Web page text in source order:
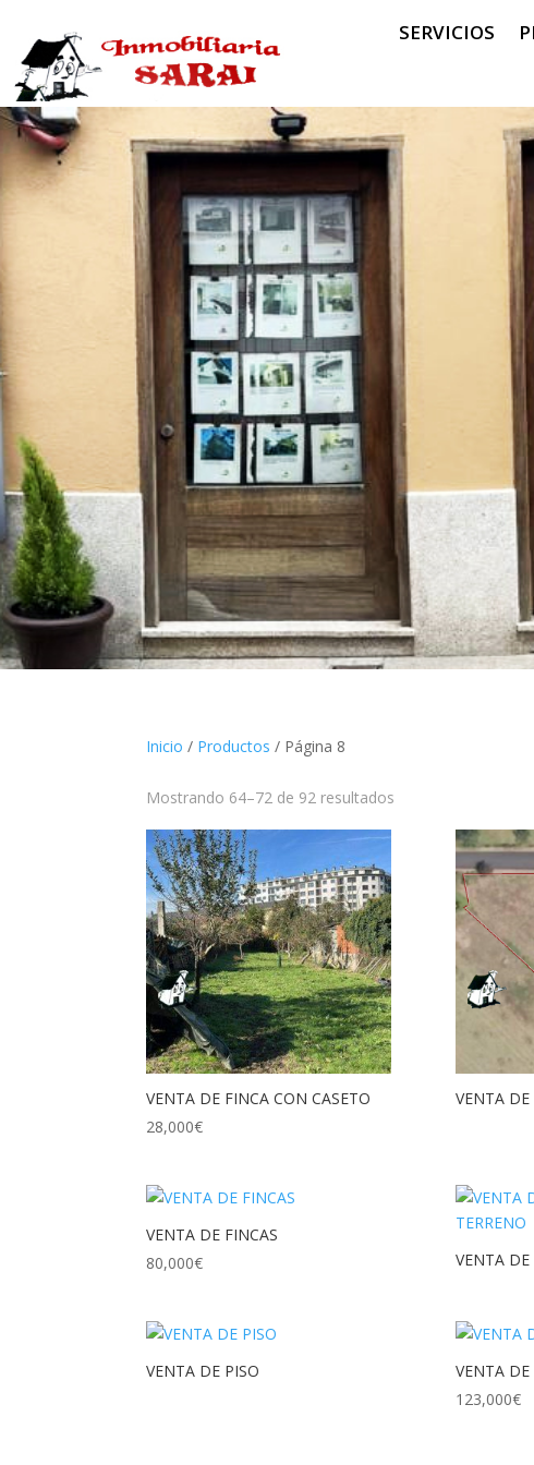
SERVICIOS
Inicio / Productos / Página 8
Mostrando 64–72 de 92 resultados
VENTA DE FINCA CON CASETO
28,000€
VENTA
VENTA DE FINCAS
80,000€ VENTA DE
VENTA DE PISO
VENTA DE
123,000€